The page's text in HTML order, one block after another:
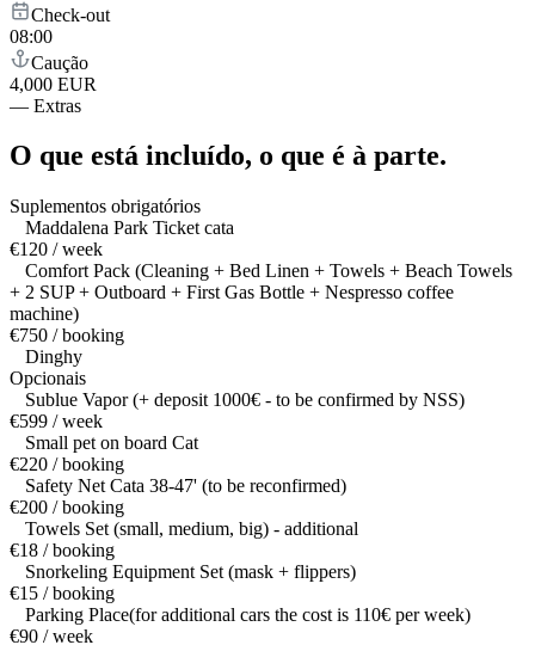
Check-out
08:00
Caução
4,000 EUR
— Extras
O que está incluído, o que é à parte.
Suplementos obrigatórios
Maddalena Park Ticket cata
€120 / week
Comfort Pack (Cleaning + Bed Linen + Towels + Beach Towels
+ 2 SUP + Outboard + First Gas Bottle + Nespresso coffee
machine)
€750 / booking
Dinghy
Opcionais
Sublue Vapor (+ deposit 1000€ - to be confirmed by NSS)
€599 / week
Small pet on board Cat
€220 / booking
Safety Net Cata 38-47' (to be reconfirmed)
€200 / booking
Towels Set (small, medium, big) - additional
€18 / booking
Snorkeling Equipment Set (mask + flippers)
€15 / booking
Parking Place(for additional cars the cost is 110€ per week)
€90 / week